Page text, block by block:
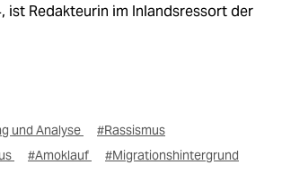
ist Redakteurin im Inlandsressort der
und Analyse
#Rassismus
#Amoklauf #Migrationshintergrund